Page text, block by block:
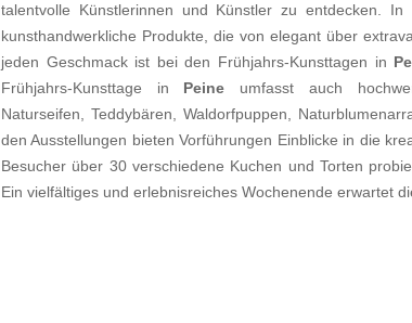
talentvolle Künstlerinnen und Künstler zu entdecken. In
kunsthandwerkliche Produkte, die von elegant über
jeden Geschmack ist bei den Frühjahrs-Kunsttagen in
Frühjahrs-Kunsttage in Peine umfasst auch
Naturseifen, Teddybären, Waldorfpuppen,
den Ausstellungen bieten Vorführungen Einblicke in die
Besucher über 30 verschiedene Kuchen und Torten
Ein vielfältiges und erlebnisreiches Wochenende erwartet